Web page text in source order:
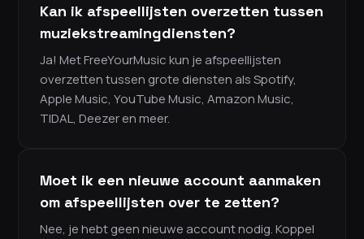
Kan ik afspeellijsten overzetten tussen
muziekstreamingdiensten?
Ja! Met FreeYourMusic kun je afspeellijsten
overzetten tussen grote diensten als Spotify,
Apple Music, YouTube Music, Amazon Music,
TIDAL, Deezer en meer.
Moet ik een nieuwe account aanmaken
om afspeellijsten over te zetten?
Nee, je hebt geen nieuwe account nodig. Koppel